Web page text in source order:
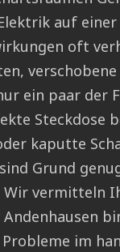
auf einer
oft
ein paar der
Steckdose
kaputte
Grund
vermitteln
im